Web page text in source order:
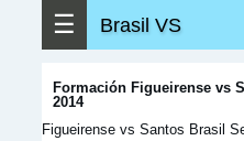
☰ Brasil VS
Formación Figueirense vs
2014
Figueirense vs Santos Brasil